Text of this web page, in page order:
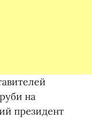
на
президент